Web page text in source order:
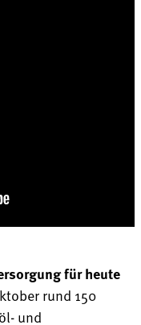
für heute
rund 150
und